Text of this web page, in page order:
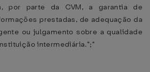
por parte da CVM, a garantia de
prestadas, de adequação da
ou julgamento sobre a qualidade
intermediária.";"